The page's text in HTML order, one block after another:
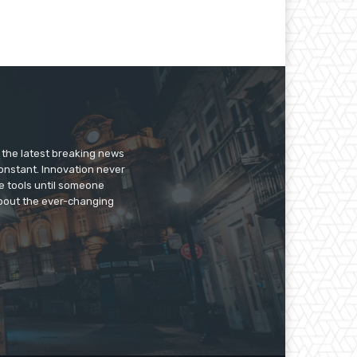
latest breaking news
Innovation never
tools until someone
the ever-changing